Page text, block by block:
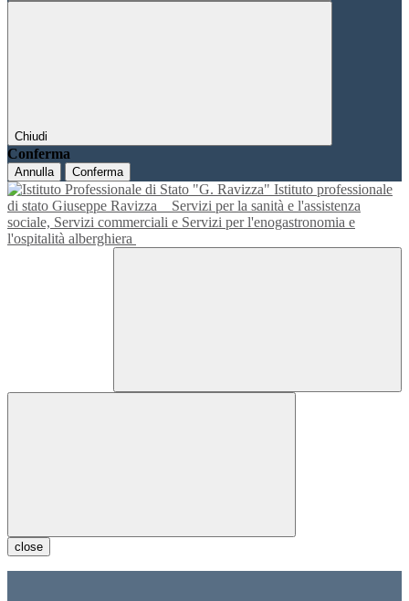
Chiudi
Conferma
Annulla Conferma
Istituto professionale
di stato Giuseppe Ravizza
Servizi per la sanità e l'assistenza
sociale, Servizi commerciali e Servizi per l'enogastronomia e
l'ospitalità alberghiera
close